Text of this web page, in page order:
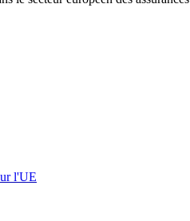
l'UE